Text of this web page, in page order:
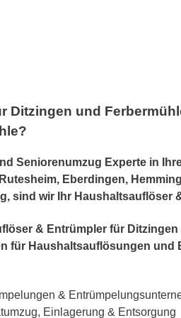
Ditzingen und
Seniorenumzug Experte in
Eberdingen,
sind wir Ihr Haushaltsauflöser
& Entrümpler für
für Haushaltsauflösungen
&
Einlagerung & Entsorgung